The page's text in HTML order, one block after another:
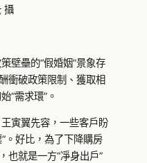
攝
壁壘的“假婚姻”景象存
衝破政策限制、獲取相
“需求環”。
寅翼先容，一些客戶盼
。好比，為了下降購房
也就是一方“凈身出戶”